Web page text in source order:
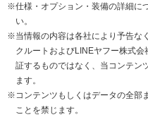
※仕様・オプション・装備の詳細に
い。
※当情報の内容は各社により予告な
クルートおよびLINEヤフー株式
証するものではなく、当コンテン
ます。
※コンテンツもしくはデータの全部
ことを禁じます。